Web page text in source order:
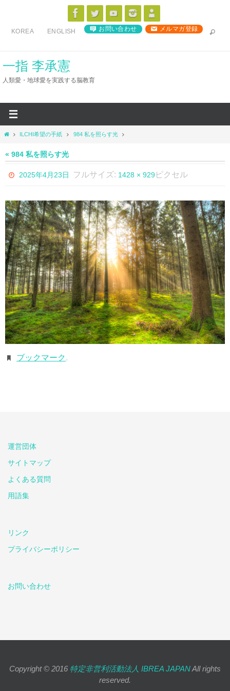
ス
KOREA ENGLISH お問い合わせ メルマガ登録
一指 李承憲
人類愛・地球愛を実践する脳教育
ホ
ム
ILCHI希望の手紙 984 私を照らす光
« 984 私を照らす光
2025年4月23日 フルサイズ: 1428 × 929ピクセル
ブックマーク .
運営団体
サイトマップ
よくある質問
用語集
リンク
プライバシーポリシー
お問い合わせ
Copyright © 2016 特定非営利活動法人 IBREA JAPANAll rights
reserved.